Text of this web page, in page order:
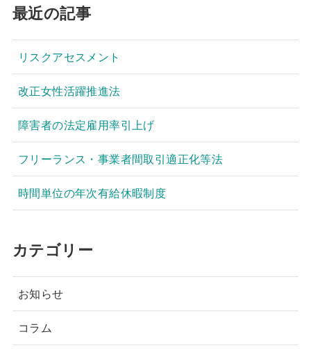
最近の記事
リスクアセスメント
改正女性活躍推進法
障害者の法定雇用率引上げ
フリーランス・事業者間取引適正化等法
時間単位の年次有給休暇制度
カテゴリー
お知らせ
コラム